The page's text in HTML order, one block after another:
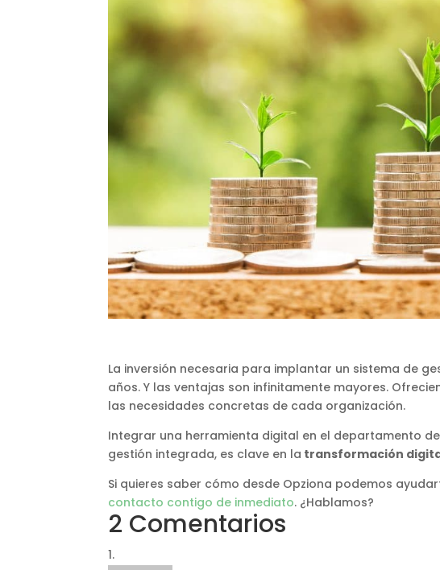
La inversión necesaria para implantar un sistema de
años. Y las ventajas son infinitamente mayores.
las necesidades concretas de cada organización.
Integrar una herramienta digital en el departamento
gestión integrada, es clave en la transformación
Si quieres saber cómo desde Opziona podemos
contacto contigo de inmediato. ¿Hablamos?
2 Comentarios